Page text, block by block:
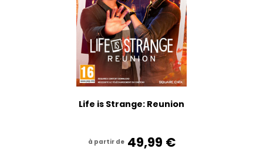
Life is Strange: Reunion
à partir de 49,99‎ ‎€